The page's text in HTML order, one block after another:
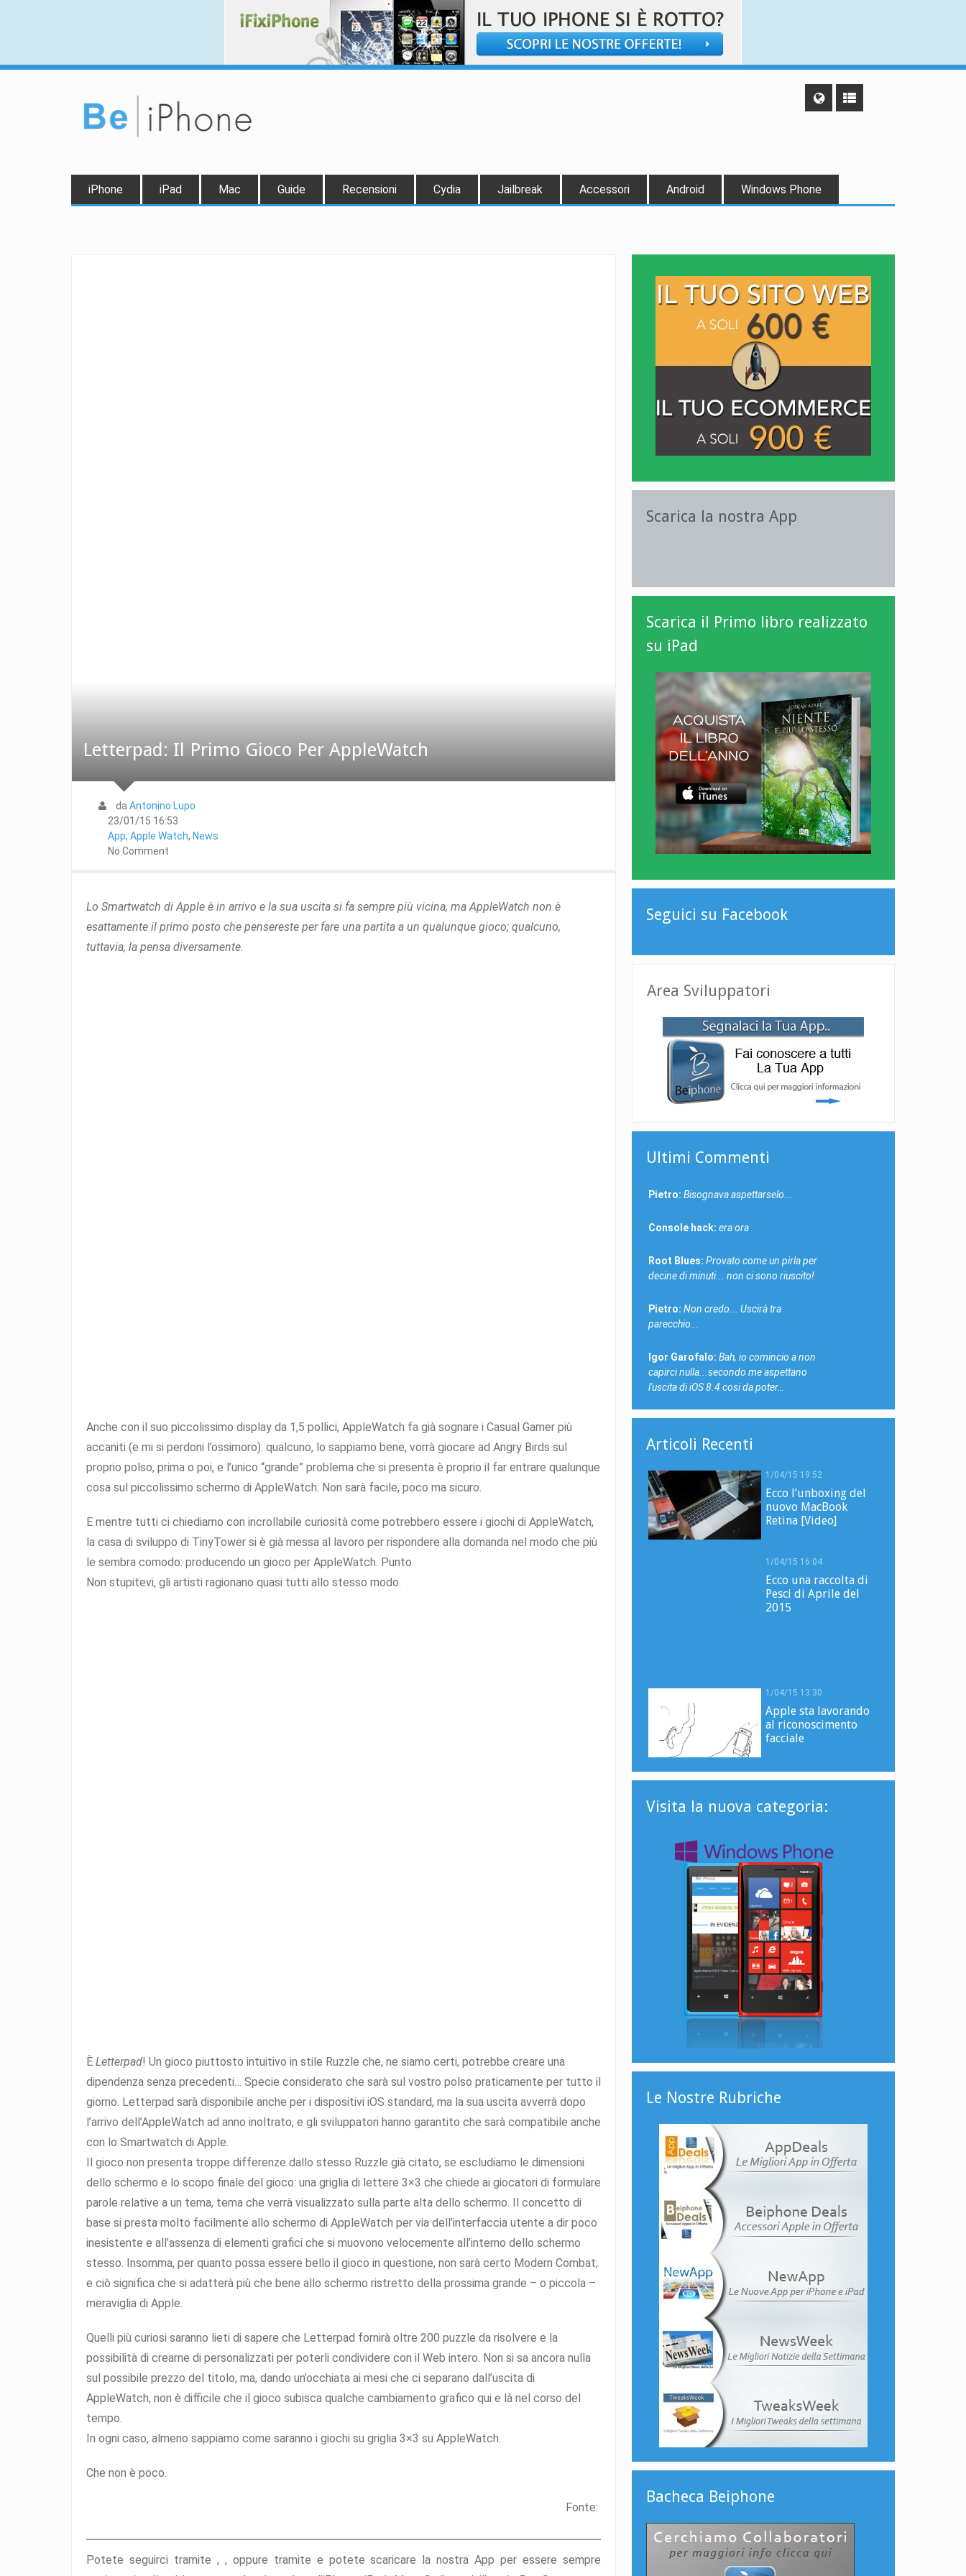
iPhone iPad Mac Guide Recensioni Cydia Jailbreak Accessori Android Windows Phone
Letterpad: Il Primo Gioco Per AppleWatch
daAntonino Lupo
23/01/15 16:53
App, Apple Watch, News
No Comment
Lo Smartwatch di Apple è in arrivo e la sua uscita si fa sempre più vicina, ma AppleWatch non è
esattamente il primo posto che pensereste per fare una partita a un qualunque gioco; qualcuno,
tuttavia, la pensa diversamente.
Anche con il suo piccolissimo display da 1,5 pollici, AppleWatch fa già sognare i Casual Gamer più
accaniti (e mi si perdoni l’ossimoro): qualcuno, lo sappiamo bene, vorrà giocare ad Angry Birds sul
proprio polso, prima o poi, e l’unico “grande” problema che si presenta è proprio il far entrare qualunque
cosa sul piccolissimo schermo di AppleWatch. Non sarà facile, poco ma sicuro.
E mentre tutti ci chiediamo con incrollabile curiosità come potrebbero essere i giochi di AppleWatch,
la casa di sviluppo di TinyTower si è già messa al lavoro per rispondere alla domanda nel modo che più
le sembra comodo: producendo un gioco per AppleWatch. Punto.
Non stupitevi, gli artisti ragionano quasi tutti allo stesso modo.
È Letterpad! Un gioco piuttosto intuitivo in stile Ruzzle che, ne siamo certi, potrebbe creare una
dipendenza senza precedenti… Specie considerato che sarà sul vostro polso praticamente per tutto il
giorno. Letterpad sarà disponibile anche per i dispositivi iOS standard, ma la sua uscita avverrà dopo
l’arrivo dell’AppleWatch ad anno inoltrato, e gli sviluppatori hanno garantito che sarà compatibile anche
con lo Smartwatch di Apple.
Il gioco non presenta troppe differenze dallo stesso Ruzzle già citato, se escludiamo le dimensioni
dello schermo e lo scopo finale del gioco: una griglia di lettere 3×3 che chiede ai giocatori di formulare
parole relative a un tema, tema che verrà visualizzato sulla parte alta dello schermo. Il concetto di
base si presta molto facilmente allo schermo di AppleWatch per via dell’interfaccia utente a dir poco
inesistente e all’assenza di elementi grafici che si muovono velocemente all’interno dello schermo
stesso. Insomma, per quanto possa essere bello il gioco in questione, non sarà certo Modern Combat;
e ciò significa che si adatterà più che bene allo schermo ristretto della prossima grande – o piccola –
meraviglia di Apple.
Quelli più curiosi saranno lieti di sapere che Letterpad fornirà oltre 200 puzzle da risolvere e la
possibilità di crearne di personalizzati per poterli condividere con il Web intero. Non si sa ancora nulla
sul possibile prezzo del titolo, ma, dando un’occhiata ai mesi che ci separano dall’uscita di
AppleWatch, non è difficile che il gioco subisca qualche cambiamento grafico qui e là nel corso del
tempo.
In ogni caso, almeno sappiamo come saranno i giochi su griglia 3×3 su AppleWatch.
Che non è poco.
Fonte:
Potete seguirci tramite , , oppure tramite e potete scaricare la nostra App per essere sempre
Scarica la nostra App
Scarica il Primo libro realizzato
su iPad
Seguici su Facebook
Area Sviluppatori
Ultimi Commenti
Pietro: Bisognava aspettarselo...
Console hack: era ora
Root Blues: Provato come un pirla per
decine di minuti... non ci sono riuscito!
Pietro: Non credo... Uscirà tra
parecchio...
Igor Garofalo: Bah, io comincio a non
capirci nulla...secondo me aspettano
l'uscita di iOS 8.4 cosi da poter…
Articoli Recenti
1/04/15 19:52
Ecco l’unboxing del
nuovo MacBook
Retina [Video]
1/04/15 16:04
Ecco una raccolta di
Pesci di Aprile del
2015
1/04/15 13:30
Apple sta lavorando
al riconoscimento
facciale
Visita la nuova categoria:
Le Nostre Rubriche
Bacheca Beiphone